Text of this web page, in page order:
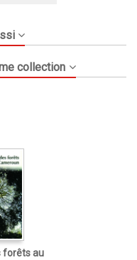
collection
forêts au